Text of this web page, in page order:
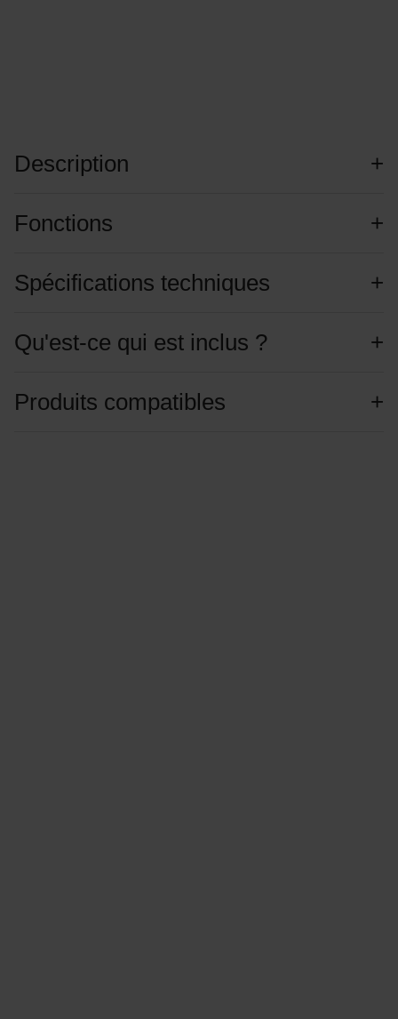
Description
Fonctions
Spécifications techniques
Qu'est-ce qui est inclus ?
Produits compatibles